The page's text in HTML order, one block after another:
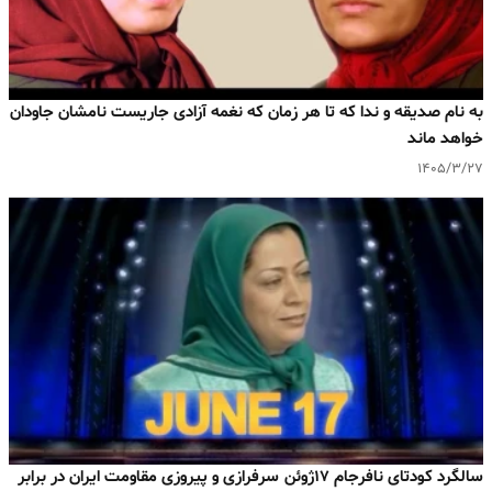
به نام صدیقه و ندا که تا هر زمان که نغمه آزادی جاریست نامشان جاودان
خواهد ماند
۱۴۰۵/۳/۲۷
سالگرد کودتای نافرجام ۱۷ژوئن سرفرازی و پیروزی مقاومت ایران در برابر